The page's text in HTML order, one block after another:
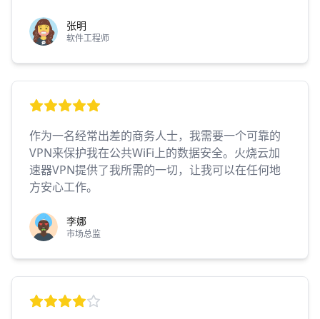
张明
软件工程师
作为一名经常出差的商务人士，我需要一个可靠的
VPN来保护我在公共WiFi上的数据安全。火烧云加
速器VPN提供了我所需的一切，让我可以在任何地
方安心工作。
李娜
市场总监